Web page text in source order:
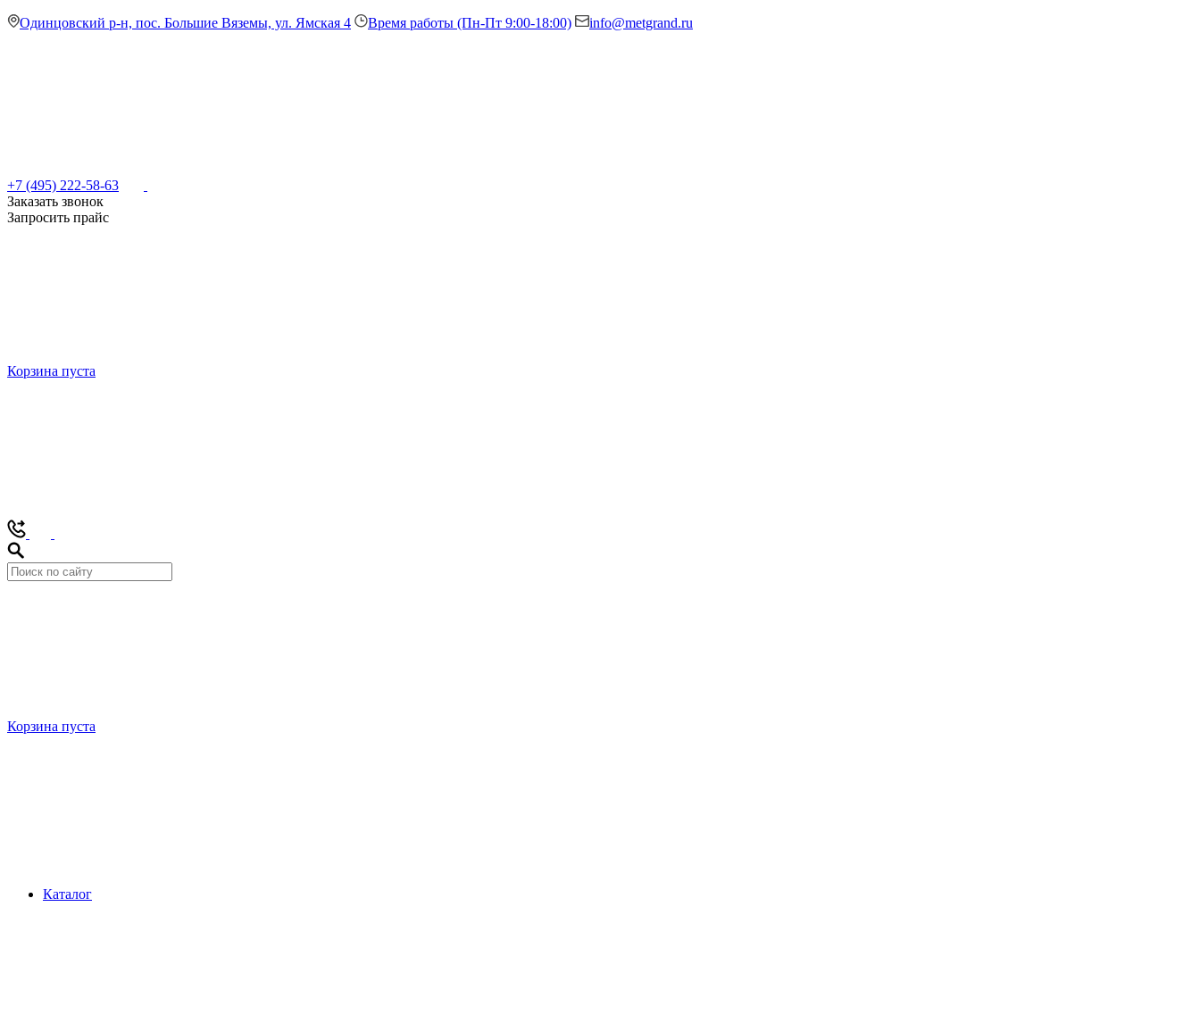
Одинцовский р-н, пос. Большие Вяземы, ул. Ямская 4 Время работы (Пн-Пт 9:00-18:00) info@metgrand.ru
+7 (495) 222-58-63
Заказать звонок
Запросить прайс
Корзина пуста
Корзина пуста
Каталог